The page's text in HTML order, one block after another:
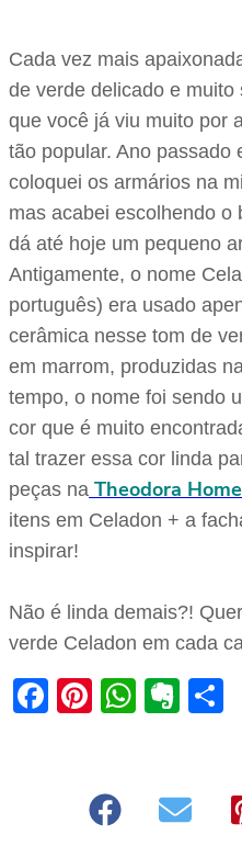
Cada vez mais
de verde delicado e
que você já viu muito por
tão popular. Ano passado
coloquei os armários na
mas acabei escolhendo o
dá até hoje um pequeno
Antigamente, o nome
português) era usado
cerâmica nesse tom de
em marrom, produzidas
tempo, o nome foi sendo
cor que é muito
tal trazer essa cor linda
peças na Theodora Home
itens em Celadon + a
inspirar!
Não é linda demais?!
verde Celadon em cada
Facebook
Pinterest